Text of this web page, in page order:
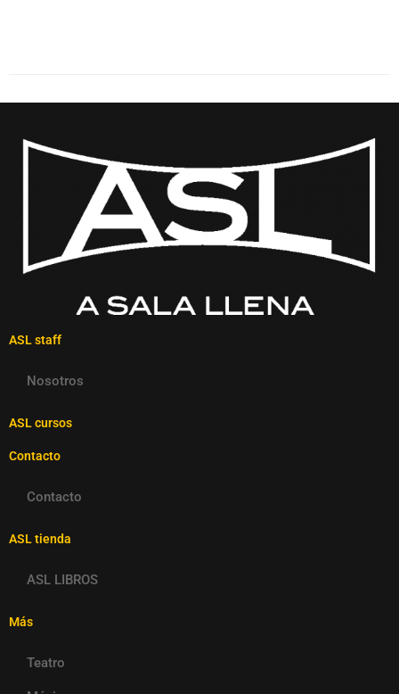
ASL staff
Nosotros
ASL cursos
Contacto
Contacto
ASL tienda
ASL LIBROS
Más
Teatro